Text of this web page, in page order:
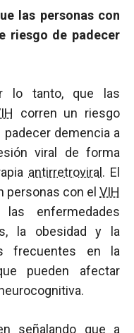
las personas con
riesgo de padecer
lo tanto, que las
corren un riesgo
demencia a
viral de forma
antirretroviral . El
personas con el VIH
enfermedades
la obesidad y la
frecuentes en la
pueden afectar
señalando que a